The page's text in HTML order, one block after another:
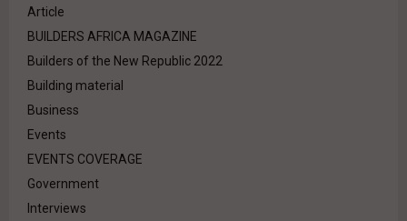
Article
BUILDERS AFRICA MAGAZINE
Builders of the New Republic 2022
Building material
Business
Events
EVENTS COVERAGE
Government
Interviews